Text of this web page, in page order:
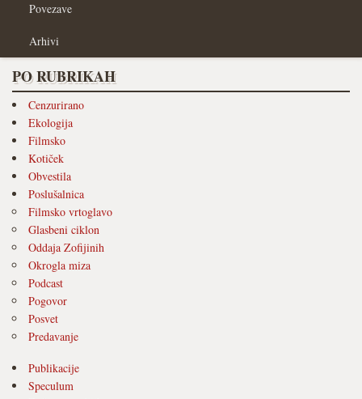
Povezave
Arhivi
PO RUBRIKAH
Cenzurirano
Ekologija
Filmsko
Kotiček
Obvestila
Poslušalnica
Filmsko vrtoglavo
Glasbeni ciklon
Oddaja Zofijinih
Okrogla miza
Podcast
Pogovor
Posvet
Predavanje
Publikacije
Speculum